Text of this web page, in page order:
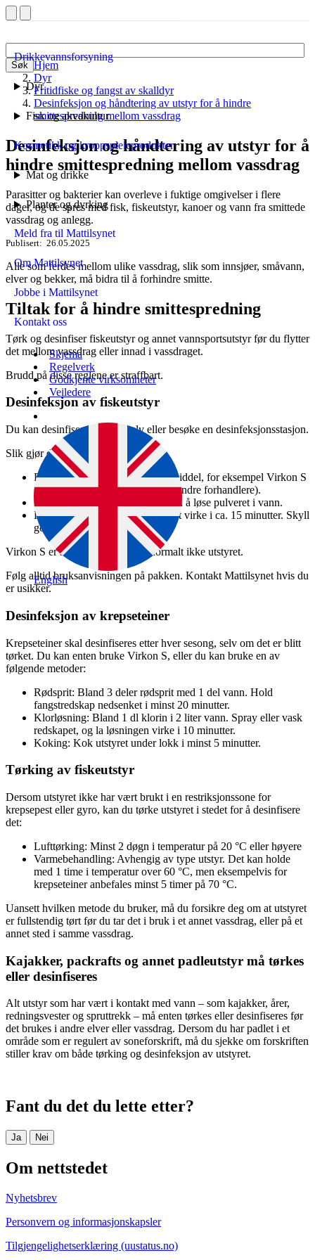
Søk
Drikkevannsforsyning
Dyr
Fisk og akvakultur
Kosmetikk og kroppspleieprodukter
Mat og drikke
Planter og dyrking
Meld fra til Mattilsynet
Om Mattilsynet
Jobbe i Mattilsynet
Kontakt oss
Skjema
Regelverk
Godkjente virksomheter
Veiledere
English
Hjem
Dyr
Fritidfiske og fangst av skalldyr
Desinfeksjon og håndtering av utstyr for å hindre
smittespredning mellom vassdrag
Desinfeksjon og håndtering av utstyr for å
hindre smittespredning mellom vassdrag
Parasitter og bakterier kan overleve i fuktige omgivelser i flere
dager, og de spres med fisk, fiskeutstyr, kanoer og vann fra smittede
vassdrag og anlegg.
Publisert 26.05.2025
Alle som ferdes mellom ulike vassdrag, slik som innsjøer, småvann,
elver og bekker, må bidra til å forhindre smitte.
Tiltak for å hindre smittespredning
Tørk og desinfiser fiskeutstyr og annet vannsportsutstyr før du flytter
det mellom vassdrag eller innad i vassdraget.
Brudd på disse reglene er straffbart.
Desinfeksjon av fiskeutstyr
Du kan desinfisere utstyret selv eller besøke en desinfeksjonsstasjon.
Slik gjør du det selv:
Bruk et godkjent desinfeksjonsmiddel, for eksempel Virkon S
(kan kjøpes hos Felleskjøpet og andre forhandlere).
Lag en 1 % Virkon S-løsning ved å løse pulveret i vann.
Påfør løsningen på utstyret, la det virke i ca. 15 minutter. Skyll
godt etterpå.
Virkon S er skånsomt og skader normalt ikke utstyret.
Følg alltid bruksanvisningen på pakken. Kontakt Mattilsynet hvis du
er usikker.
Desinfeksjon av krepseteiner
Krepseteiner skal desinfiseres etter hver sesong, selv om det er blitt
tørket. Du kan enten bruke Virkon S, eller du kan bruke en av
følgende metoder:
Rødsprit: Bland 3 deler rødsprit med 1 del vann. Hold
fangstredskap nedsenket i minst 20 minutter.
Klorløsning: Bland 1 dl klorin i 2 liter vann. Spray eller vask
redskapet, og la løsningen virke i 10 minutter.
Koking: Kok utstyret under lokk i minst 5 minutter.
Tørking av fiskeutstyr
Dersom utstyret ikke har vært brukt i en restriksjonssone for
krepsepest eller gyro, kan du tørke utstyret i stedet for å desinfisere
det:
Lufttørking: Minst 2 døgn i temperatur på 20 °C eller høyere
Varmebehandling: Avhengig av type utstyr. Det kan holde
med 1 time i temperatur over 60 °C, men eksempelvis for
krepseteiner anbefales minst 5 timer på 70 °C.
Uansett hvilken metode du bruker, må du forsikre deg om at utstyret
er fullstendig tørt før du tar det i bruk i et annet vassdrag, eller på et
annet sted i samme vassdrag.
Kajakker, packrafts og annet padleutstyr må tørkes
eller desinfiseres
Alt utstyr som har vært i kontakt med vann – som kajakker, årer,
redningsvester og spruttrekk – må enten tørkes eller desinfiseres før
det brukes i andre elver eller vassdrag. Dersom du har padlet i et
område som er regulert av soneforskrift, må du sjekke om forskriften
stiller krav om både tørking og desinfeksjon av utstyret.
Fant du det du lette etter?
Ja Nei
Om nettstedet
Nyhetsbrev
Personvern og informasjonskapsler
Tilgjengelighetserklæring (uustatus.no)